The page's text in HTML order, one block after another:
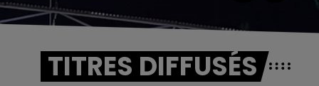
TITRES DIFFUSÉS